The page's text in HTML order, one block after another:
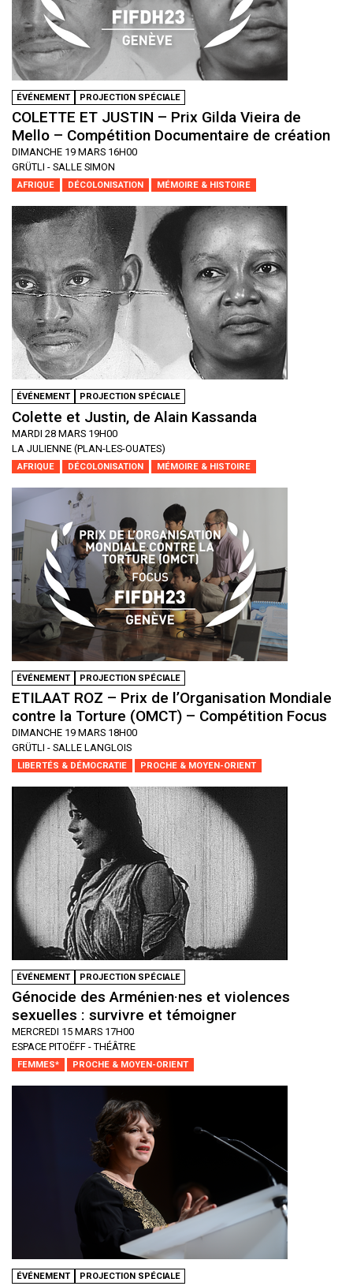
ÉVÉNEMENT PROJECTION SPÉCIALE
COLETTE ET JUSTIN – Prix Gilda Vieira de
Mello – Compétition Documentaire de création
DIMANCHE 19 MARS 16H00
GRÜTLI - SALLE SIMON
AFRIQUE DÉCOLONISATION MÉMOIRE & HISTOIRE
ÉVÉNEMENT PROJECTION SPÉCIALE
Colette et Justin, de Alain Kassanda
MARDI 28 MARS 19H00
LA JULIENNE (PLAN-LES-OUATES)
AFRIQUE DÉCOLONISATION MÉMOIRE & HISTOIRE
ÉVÉNEMENT PROJECTION SPÉCIALE
ETILAAT ROZ – Prix de l’Organisation Mondiale
contre la Torture (OMCT) – Compétition Focus
DIMANCHE 19 MARS 18H00
GRÜTLI - SALLE LANGLOIS
LIBERTÉS & DÉMOCRATIE PROCHE & MOYEN-ORIENT
ÉVÉNEMENT PROJECTION SPÉCIALE
Génocide des Arménien·nes et violences
sexuelles : survivre et témoigner
MERCREDI 15 MARS 17H00
ESPACE PITOËFF - THÉÂTRE
FEMMES* PROCHE & MOYEN-ORIENT
ÉVÉNEMENT PROJECTION SPÉCIALE